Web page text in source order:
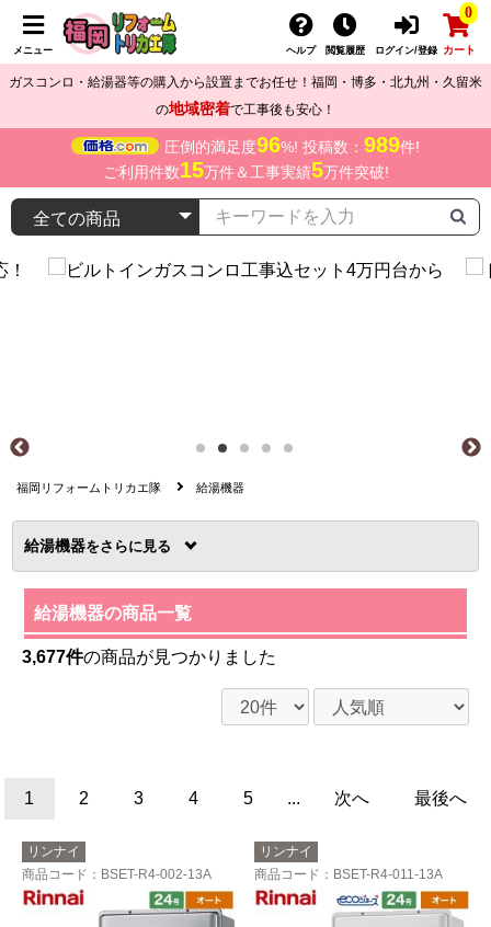
メニュー ヘルプ 閲覧履歴 ログイン/登録
0
カート
ガスコンロ・給湯器等の購入から設置までお任せ！福岡・博多・北九州・久留米
の地域密着で工事後も安心！
圧倒的満足度96%! 投稿数： 989件!
ご利用件数15万件＆工事実績5万件突破!
福岡リフォームトリカエ隊 給湯機器
給湯機器を
給湯機器の商品一覧
3,677件の商品が見つかりました
1 2 3 4 5 ... 次へ 最後へ
リンナイ
商品コード ：BSET-R4-002-13A
リンナイ
商品コード ：BSET-R4-011-13A